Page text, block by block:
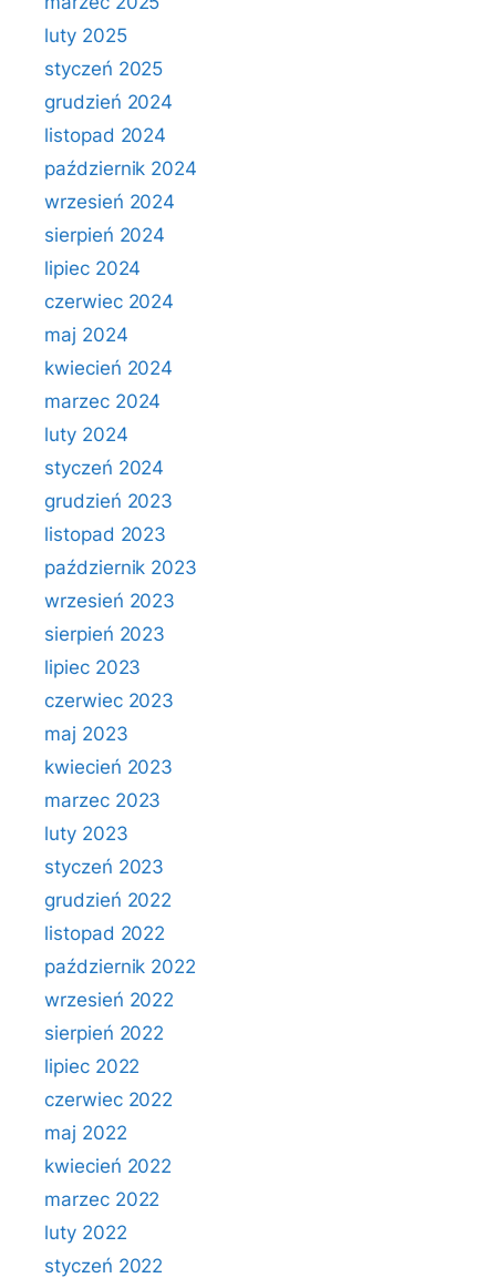
luty 2025
styczeń 2025
grudzień 2024
listopad 2024
październik 2024
wrzesień 2024
sierpień 2024
lipiec 2024
czerwiec 2024
maj 2024
kwiecień 2024
marzec 2024
luty 2024
styczeń 2024
grudzień 2023
listopad 2023
październik 2023
wrzesień 2023
sierpień 2023
lipiec 2023
czerwiec 2023
maj 2023
kwiecień 2023
marzec 2023
luty 2023
styczeń 2023
grudzień 2022
listopad 2022
październik 2022
wrzesień 2022
sierpień 2022
lipiec 2022
czerwiec 2022
maj 2022
kwiecień 2022
marzec 2022
luty 2022
styczeń 2022